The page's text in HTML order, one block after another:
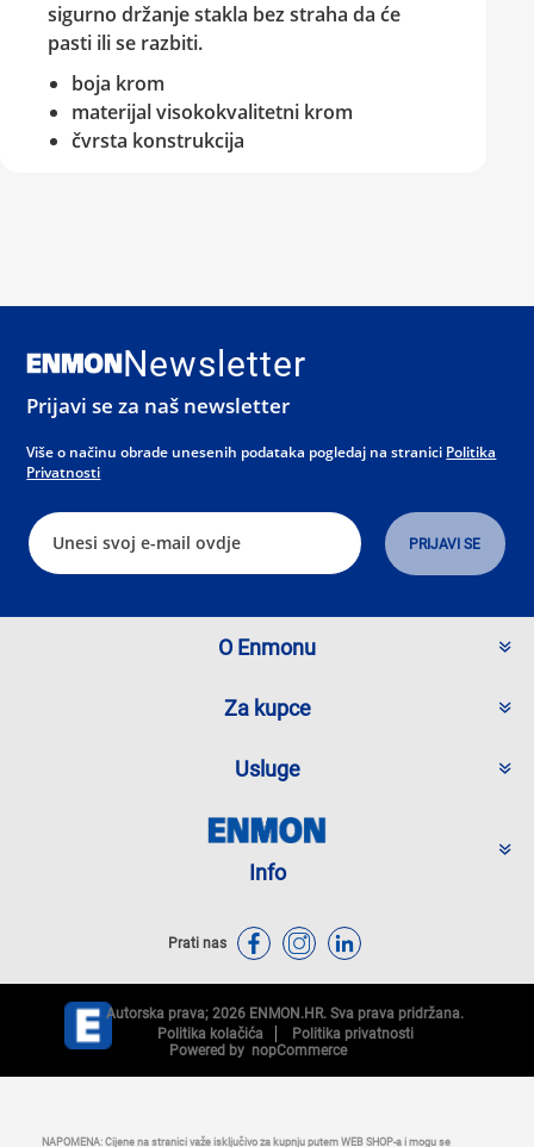
sigurno držanje stakla bez straha da će
pasti ili se razbiti.
boja krom
materijal visokokvalitetni krom
čvrsta konstrukcija
Newsletter
Prijavi se za naš newsletter
Više o načinu obrade unesenih podataka pogledaj na stranici Politika
Privatnosti
O Enmonu
Za kupce
Usluge
Info
Prati nas
Autorska prava; 2026 ENMON.HR. Sva prava pridržana.
Politika kolačića
Politika privatnosti
Powered by nopCommerce
NAPOMENA: Cijene na stranici važe isključivo za kupnju putem WEB SHOP-a i mogu se